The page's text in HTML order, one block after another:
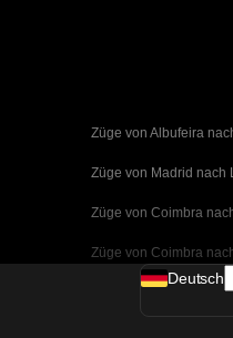
Züge von Albufeira
Züge von Madrid nach
Züge von Coimbra
Züge von Coimbra
Züge von Valencia
Deutsch